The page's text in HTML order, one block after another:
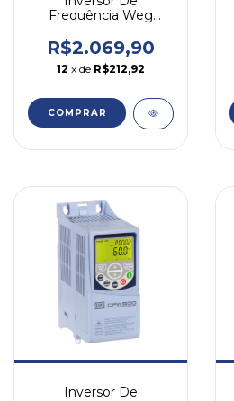
Frequência Weg
380v Trifásico
R$2.069,90
12 x de R$212,92
COMPRAR
Inversor De